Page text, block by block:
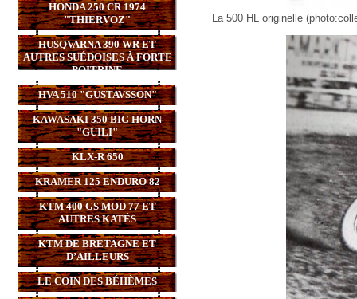
HONDA 250 CR 1974
"THIERVOZ"
HUSQVARNA 390 WR ET
AUTRES SUÉDOISES À FORTE
POITRINE
HVA 510 "GUSTAVSSON"
KAWASAKI 350 BIG HORN
"GUILI"
KLX-R 650
KRAMER 125 ENDURO 82
KTM 400 GS MOD 77 ET
AUTRES KATÉS
KTM DE BRETAGNE ET
D’AILLEURS
LE COIN DES BÉHÈMES
La 500 HL originelle